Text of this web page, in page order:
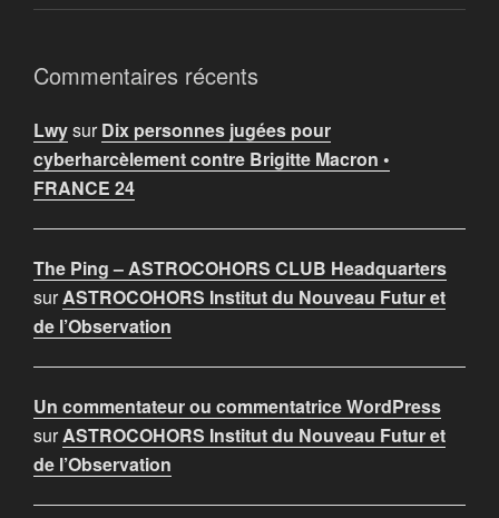
Commentaires récents
LwysurDix personnes jugées pour
cyberharcèlement contre Brigitte Macron •
FRANCE 24
The Ping – ASTROCOHORS CLUB Headquarters
surASTROCOHORS Institut du Nouveau Futur et
de l’Observation
Un commentateur ou commentatrice WordPress
surASTROCOHORS Institut du Nouveau Futur et
de l’Observation